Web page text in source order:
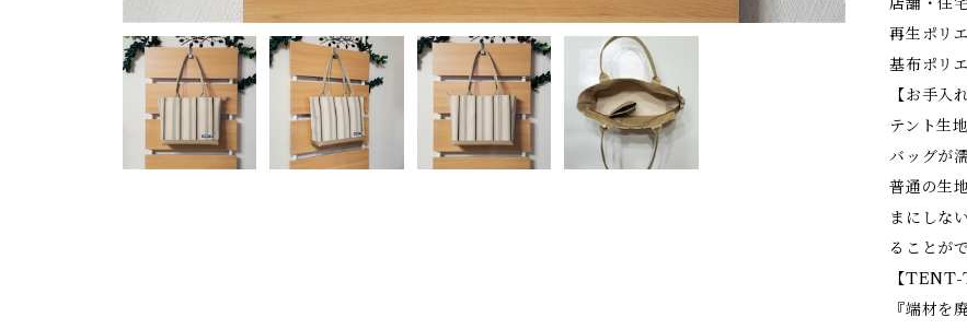
再生ポリ
基布ポリ
【お手入れ
テント生
バッグが
普通の生
まにしな
ることが
【
『端材を